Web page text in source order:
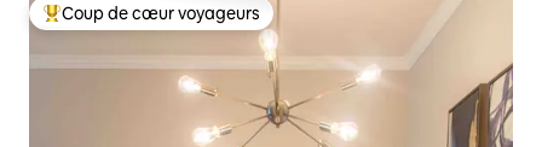
Coups de cœur voyageurs les plus appréciés
Coup de cœur voyageurs